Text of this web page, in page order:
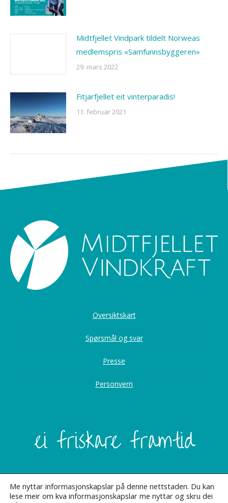
Midtfjellet Vindpark tildelt Norweas
medlemspris «Samfunnsbyggeren»
29. mars 2022
Fitjarfjellet eit vinterparadis!
11. februar 2021
Oversiktskart
Spørsmål og svar
Presse
Personvern
Me nyttar informasjonskapslar på denne nettstaden. Du kan
lese meir om kva informasjonskapslar me nyttar og skru dei